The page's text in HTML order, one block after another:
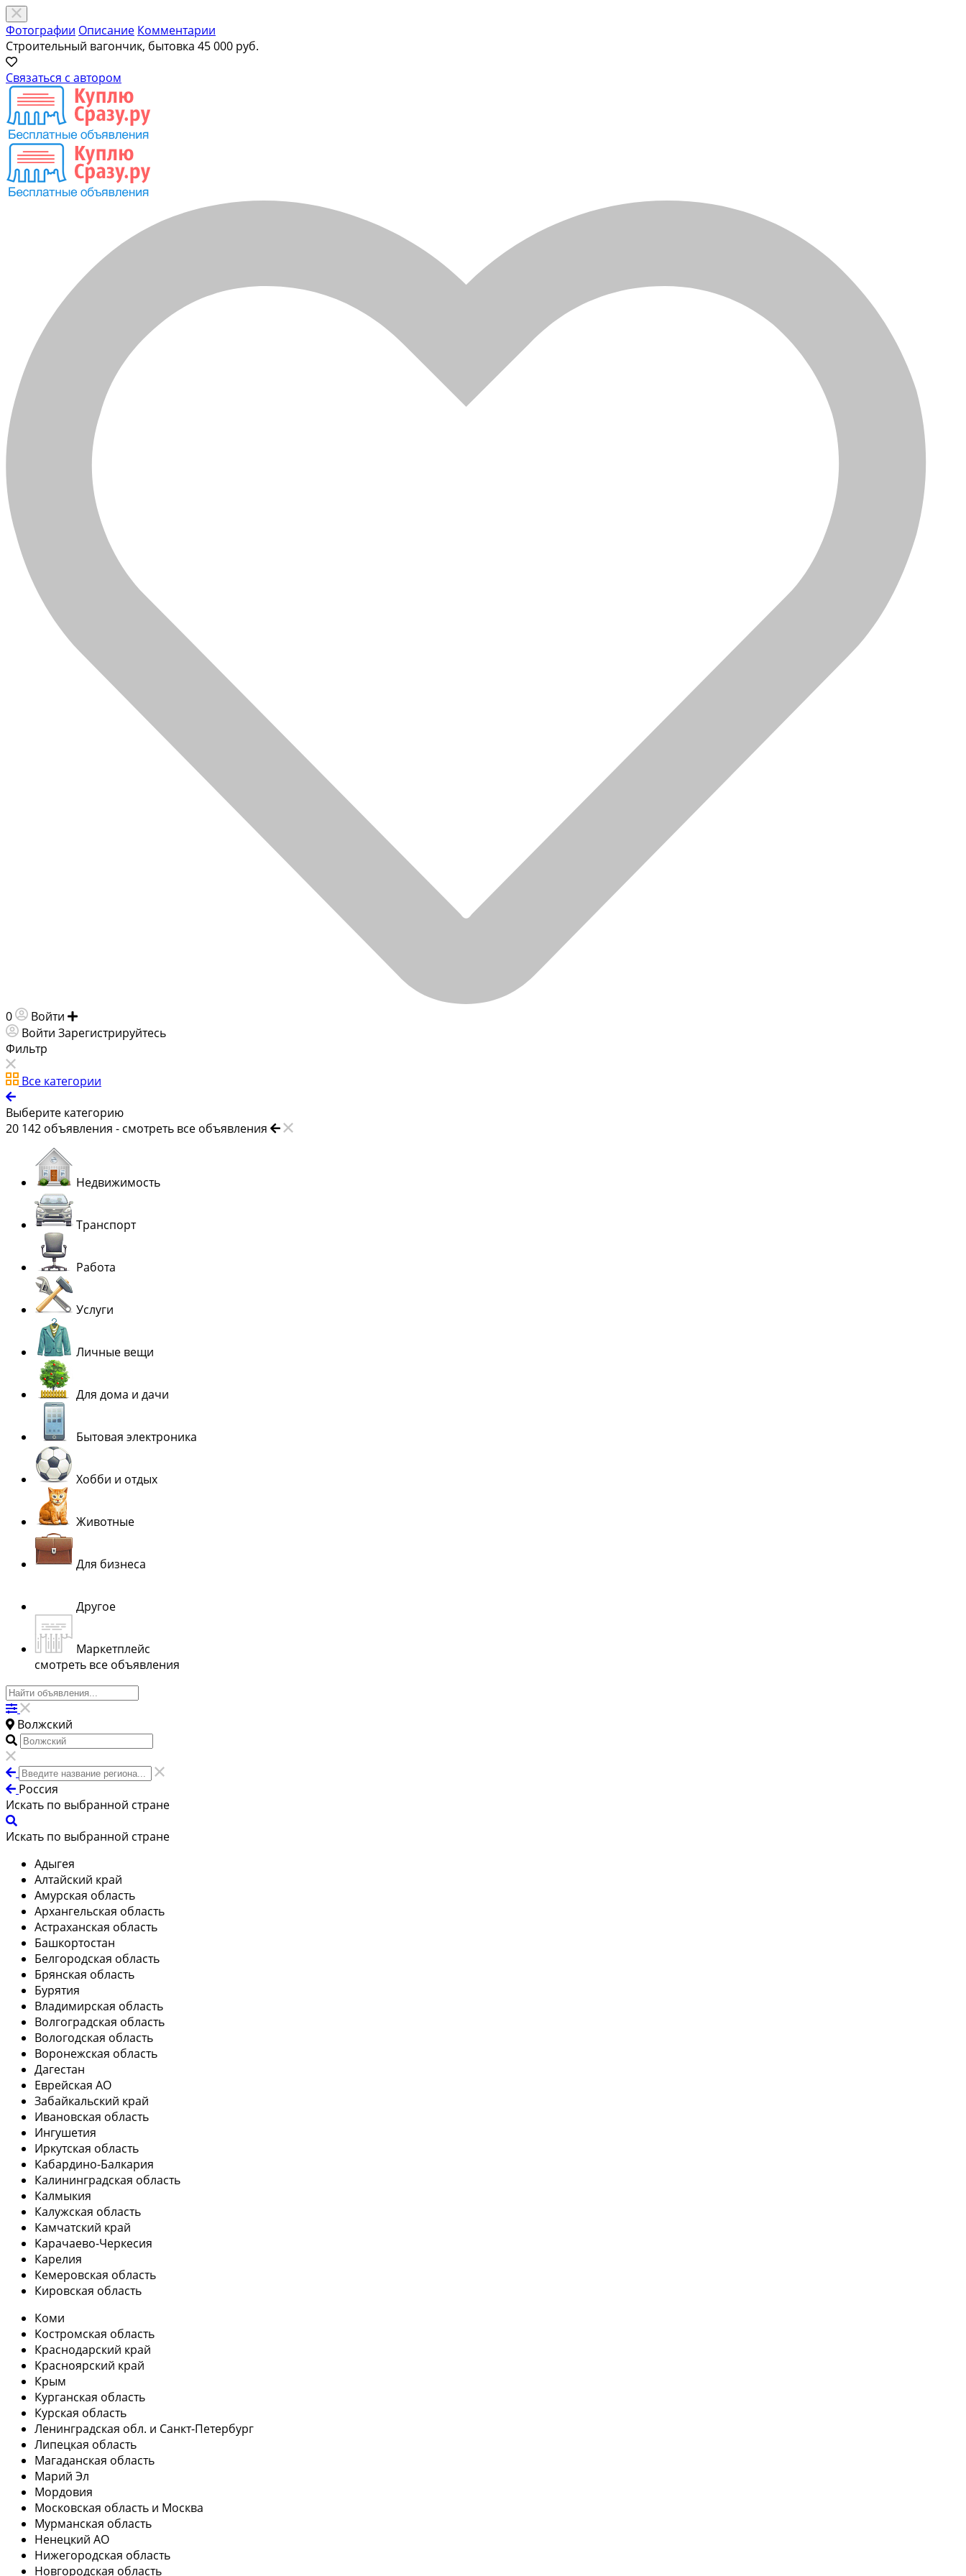
Фотографии Описание Комментарии
Строительный вагончик, бытовка 45 000 руб.
Связаться с автором
0 Войти
Войти Зарегистрируйтесь
Фильтр
Все категории
Выберите категорию
20 142 объявления - смотреть все объявления
Недвижимость
Транспорт
Работа
Услуги
Личные вещи
Для дома и дачи
Бытовая электроника
Хобби и отдых
Животные
Для бизнеса
Другое
Маркетплейс
смотреть все объявления
Волжский
Россия
Искать по выбранной стране
Искать по выбранной стране
Адыгея
Алтайский край
Амурская область
Архангельская область
Астраханская область
Башкортостан
Белгородская область
Брянская область
Бурятия
Владимирская область
Волгоградская область
Вологодская область
Воронежская область
Дагестан
Еврейская АО
Забайкальский край
Ивановская область
Ингушетия
Иркутская область
Кабардино-Балкария
Калининградская область
Калмыкия
Калужская область
Камчатский край
Карачаево-Черкесия
Карелия
Кемеровская область
Кировская область
Коми
Костромская область
Краснодарский край
Красноярский край
Крым
Курганская область
Курская область
Ленинградская обл. и Санкт-Петербург
Липецкая область
Магаданская область
Марий Эл
Мордовия
Московская область и Москва
Мурманская область
Ненецкий АО
Нижегородская область
Новгородская область